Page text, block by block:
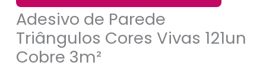
Adesivo de Parede
Triângulos Cores Vivas 121un
Cobre 3m²